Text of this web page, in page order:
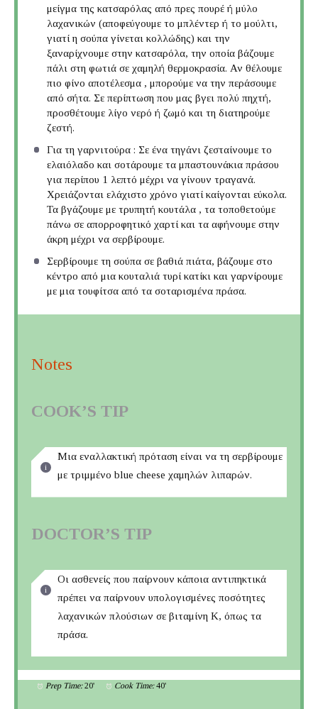
μείγμα της κατσαρόλας από πρες πουρέ ή μύλο
λαχανικών (αποφεύγουμε το μπλέντερ ή το μούλτι,
γιατί η σούπα γίνεται κολλώδης) και την
ξαναρίχνουμε στην κατσαρόλα, την οποία βάζουμε
πάλι στη φωτιά σε χαμηλή θερμοκρασία. Αν θέλουμε
πιο φίνο αποτέλεσμα , μπορούμε να την περάσουμε
από σήτα. Σε περίπτωση που μας βγει πολύ πηχτή,
προσθέτουμε λίγο νερό ή ζωμό και τη διατηρούμε
ζεστή.
Για τη γαρνιτούρα : Σε ένα τηγάνι ζεσταίνουμε το
ελαιόλαδο και σοτάρουμε τα μπαστουνάκια πράσου
για περίπου 1 λεπτό μέχρι να γίνουν τραγανά.
Χρειάζονται ελάχιστο χρόνο γιατί καίγονται εύκολα.
Τα βγάζουμε με τρυπητή κουτάλα , τα τοποθετούμε
πάνω σε απορροφητικό χαρτί και τα αφήνουμε στην
άκρη μέχρι να σερβίρουμε.
Σερβίρουμε τη σούπα σε βαθιά πιάτα, βάζουμε στο
κέντρο από μια κουταλιά τυρί κατίκι και γαρνίρουμε
με μια τουφίτσα από τα σοταρισμένα πράσα.
Notes
COOK’S TIP
Μια εναλλακτική πρόταση είναι να τη σερβίρουμε
με τριμμένο blue cheese χαμηλών λιπαρών.
DOCTOR’S TIP
Οι ασθενείς που παίρνουν κάποια αντιπηκτικά
πρέπει να παίρνουν υπολογισμένες ποσότητες
λαχανικών πλούσιων σε βιταμίνη Κ, όπως τα
πράσα.
Prep Time: 20' Cook Time: 40'